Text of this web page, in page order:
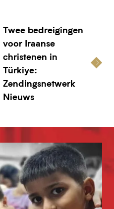
Twee bedreigingen
voor Iraanse
christenen in
Türkiye:
Zendingsnetwerk
Nieuws